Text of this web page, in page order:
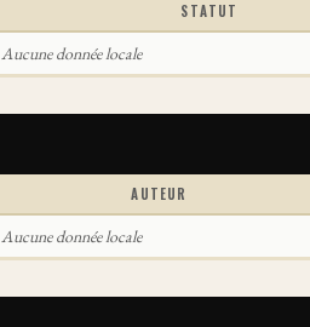
STATUT
Aucune donnée locale
AUTEUR
Aucune donnée locale